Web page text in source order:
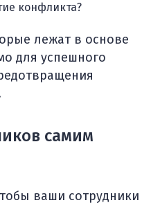
конфликта?
лежат в основе
для успешного
самим
ваши сотрудники